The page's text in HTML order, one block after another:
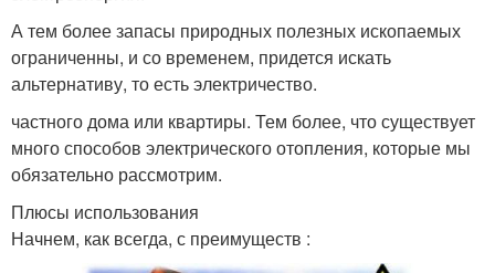
А тем более запасы природных полезных ископаемых
ограниченны, и со временем, придется искать
альтернативу, то есть электричество.
частного дома или квартиры. Тем более, что существует
много способов электрического отопления, которые мы
обязательно рассмотрим.
Плюсы использования
Начнем, как всегда, с преимуществ :